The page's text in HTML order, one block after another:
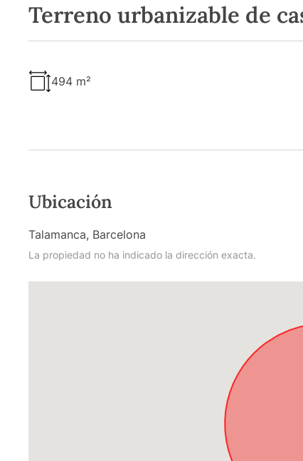
Terreno urbanizable de
494 m²
Ubicación
Talamanca, Barcelona
La propiedad no ha indicado la dirección exacta.